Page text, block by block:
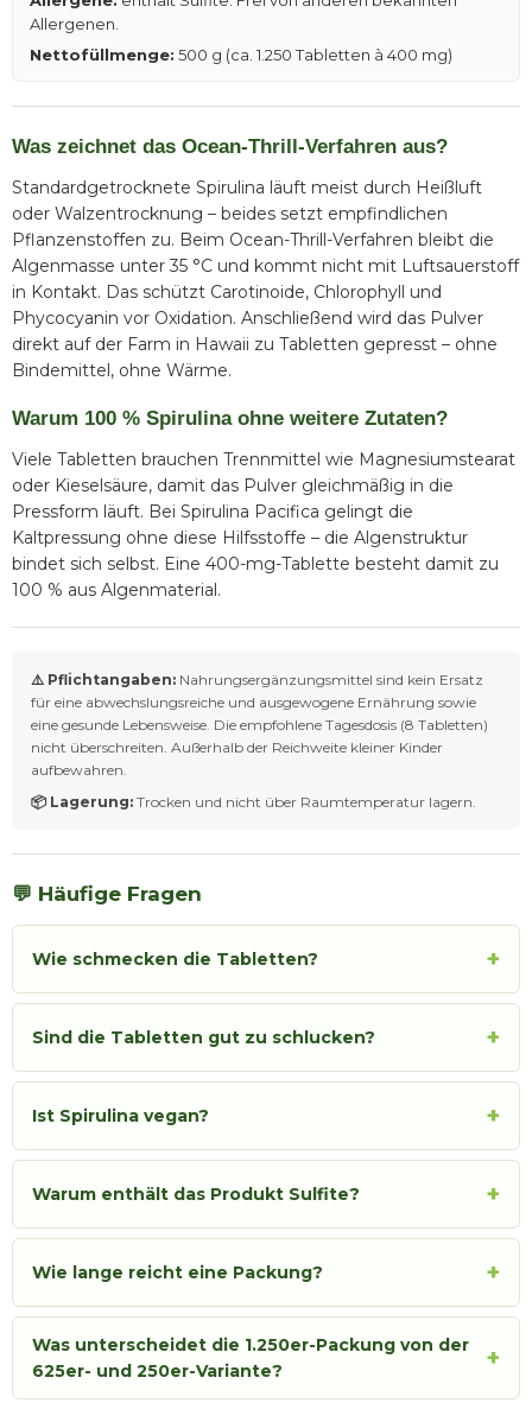
Allergenen.
Nettofüllmenge: 500 g (ca. 1.250 Tabletten à 400 mg)
Was zeichnet das Ocean-Thrill-Verfahren aus?
Standardgetrocknete Spirulina läuft meist durch Heißluft
oder Walzentrocknung – beides setzt empfindlichen
Pflanzenstoffen zu. Beim Ocean-Thrill-Verfahren bleibt die
Algenmasse unter 35 °C und kommt nicht mit Luftsauerstoff
in Kontakt. Das schützt Carotinoide, Chlorophyll und
Phycocyanin vor Oxidation. Anschließend wird das Pulver
direkt auf der Farm in Hawaii zu Tabletten gepresst – ohne
Bindemittel, ohne Wärme.
Warum 100 % Spirulina ohne weitere Zutaten?
Viele Tabletten brauchen Trennmittel wie Magnesiumstearat
oder Kieselsäure, damit das Pulver gleichmäßig in die
Pressform läuft. Bei Spirulina Pacifica gelingt die
Kaltpressung ohne diese Hilfsstoffe – die Algenstruktur
bindet sich selbst. Eine 400-mg-Tablette besteht damit zu
100 % aus Algenmaterial.
⚠️ Pflichtangaben: Nahrungsergänzungsmittel sind kein Ersatz
für eine abwechslungsreiche und ausgewogene Ernährung sowie
eine gesunde Lebensweise. Die empfohlene Tagesdosis (8 Tabletten)
nicht überschreiten. Außerhalb der Reichweite kleiner Kinder
aufbewahren.
📦 Lagerung: Trocken und nicht über Raumtemperatur lagern.
💬 Häufige Fragen
Wie schmecken die Tabletten? +
Sind die Tabletten gut zu schlucken? +
Ist Spirulina vegan? +
Warum enthält das Produkt Sulfite? +
Wie lange reicht eine Packung? +
Was unterscheidet die 1.250er-Packung von der
625er- und 250er-Variante?
+